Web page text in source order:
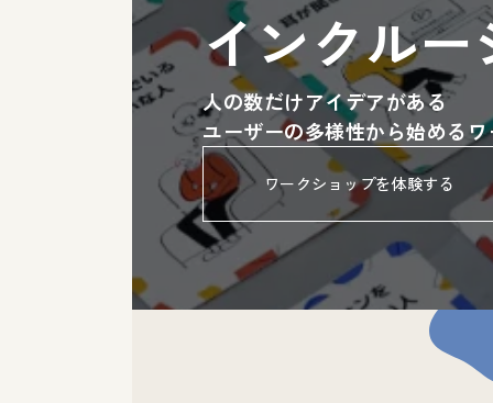
インクル
人の数だけアイデアがある
ユーザーの多様性から始める
ワークショップを体験する